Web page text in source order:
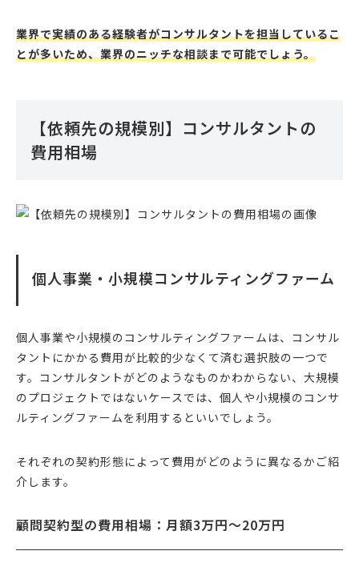
業界で実績のある経験者がコンサルタントを担当しているこ
とが多いため、業界のニッチな相談まで可能でしょう。
【依頼先の規模別】コンサルタントの
費用相場
個人事業・小規模コンサルティングファーム
個人事業や小規模のコンサルティングファームは、コンサル
タントにかかる費用が比較的少なくて済む選択肢の一つで
す。コンサルタントがどのようなものかわからない、大規模
のプロジェクトではないケースでは、個人や小規模のコンサ
ルティングファームを利用するといいでしょう。
それぞれの契約形態によって費用がどのように異なるかご紹
介します。
顧問契約型の費用相場：月額3万円〜20万円